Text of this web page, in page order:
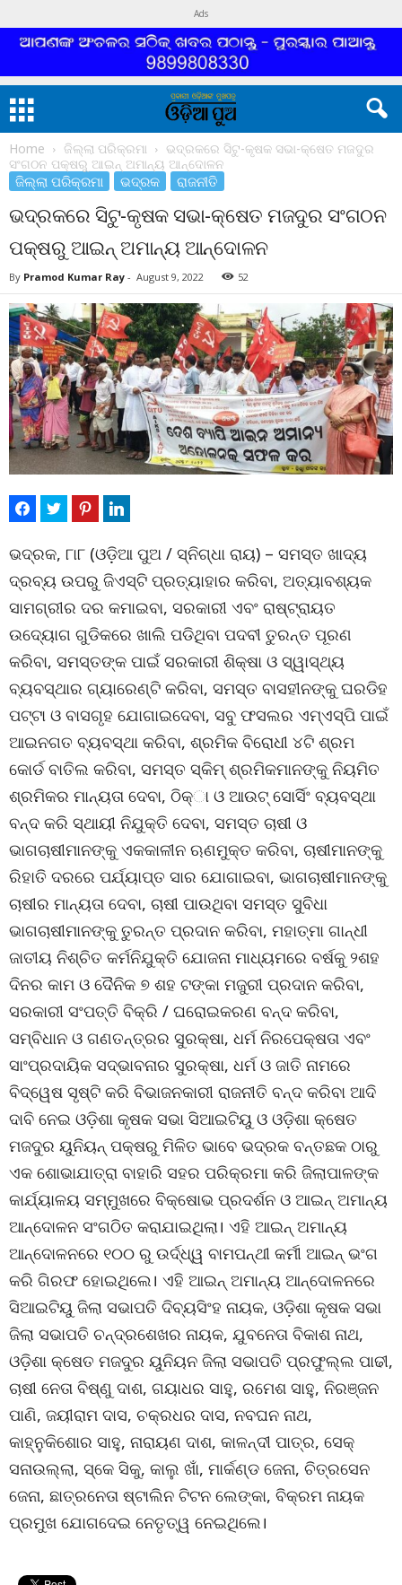
Ads
Home ଜିଲ୍ଲା ପରିକ୍ରମା
ଭଦ୍ରକରେ ସିଟୁ-କୃଷକ ସଭା-କ୍ଷେତ ମଜଦୁର
ସଂଗଠନ ପକ୍ଷରୁ ଆଇନ୍ ଅମାନ୍ୟ ଆନ୍ଦୋଳନ
ଜିଲ୍ଲା ପରିକ୍ରମା ଭଦ୍ରକ ରାଜନୀତି
ଭଦ୍ରକରେ ସିଟୁ-କୃଷକ ସଭା-କ୍ଷେତ ମଜଦୁର ସଂଗଠନ
ପକ୍ଷରୁ ଆଇନ୍ ଅମାନ୍ୟ ଆନ୍ଦୋଳନ
By Pramod Kumar Ray - August 9, 2022 52
ଭଦ୍ରକ, ୮ା୮ (ଓଡ଼ିଆ ପୁଅ / ସ୍ନିଗ୍ଧା ରାୟ) – ସମସ୍ତ ଖାଦ୍ୟ
ଦ୍ରବ୍ୟ ଉପରୁ ଜିଏସ୍‌ଟି ପ୍ରତ୍ୟାହାର କରିବା, ଅତ୍ୟାବଶ୍ୟକ
ସାମଗ୍ରୀର ଦର କମାଇବା, ସରକାରୀ ଏବଂ ରାଷ୍ଟ୍ରାୟତ
ଉଦ୍ୟୋଗ ଗୁଡିକରେ ଖାଲି ପଡିଥିବା ପଦବୀ ତୁରନ୍ତ ପୂରଣ
କରିବା, ସମସ୍ତଙ୍କ ପାଇଁ ସରକାରୀ ଶିକ୍ଷା ଓ ସ୍ୱାସ୍ଥ୍ୟ
ବ୍ୟବସ୍ଥାର ଗ୍ୟାରେଣ୍ଟି କରିବା, ସମସ୍ତ ବାସହୀନଙ୍କୁ ଘରଡିହ
ପଟ୍ଟା ଓ ବାସଗୃହ ଯୋଗାଇଦେବା, ସବୁ ଫସଲର ଏମ୍‌ଏସ୍‌ପି ପାଇଁ
ଆଇନଗତ ବ୍ୟବସ୍ଥା କରିବା, ଶ୍ରମିକ ବିରୋଧୀ ୪ଟି ଶ୍ରମ
କୋର୍ଡ ବାତିଲ କରିବା, ସମସ୍ତ ସ୍କିମ୍ ଶ୍ରମିକମାନଙ୍କୁ ନିୟମିତ
ଶ୍ରମିକର ମାନ୍ୟତା ଦେବା, ଠିକ୍‌ା ଓ ଆଉଟ୍ ସୋର୍ସିଂ ବ୍ୟବସ୍ଥା
ବନ୍ଦ କରି ସ୍ଥାୟୀ ନିଯୁକ୍ତି ଦେବା, ସମସ୍ତ ଚାଷୀ ଓ
ଭାଗଚାଷୀମାନଙ୍କୁ ଏକକାଳୀନ ଋଣମୁକ୍ତ କରିବା, ଚାଷୀମାନଙ୍କୁ
ରିହାତି ଦରରେ ପର୍ଯ୍ୟାପ୍ତ ସାର ଯୋଗାଇବା, ଭାଗଚାଷୀମାନଙ୍କୁ
ଚାଷୀର ମାନ୍ୟତା ଦେବା, ଚାଷୀ ପାଉଥିବା ସମସ୍ତ ସୁବିଧା
ଭାଗଚାଷୀମାନଙ୍କୁ ତୁରନ୍ତ ପ୍ରଦାନ କରିବା, ମହାତ୍ମା ଗାନ୍ଧୀ
ଜାତୀୟ ନିଶ୍ଚିତ କର୍ମନିଯୁକ୍ତି ଯୋଜନା ମାଧ୍ୟମରେ ବର୍ଷକୁ ୨ଶହ
ଦିନର କାମ ଓ ଦୈନିକ ୭ ଶହ ଟଙ୍କା ମଜୁରୀ ପ୍ରଦାନ କରିବା,
ସରକାରୀ ସଂପତ୍ତି ବିକ୍ରି / ଘରୋଇକରଣ ବନ୍ଦ କରିବା,
ସମ୍ବିଧାନ ଓ ଗଣତନ୍ତ୍ରର ସୁରକ୍ଷା, ଧର୍ମ ନିରପେକ୍ଷତା ଏବଂ
ସାଂପ୍ରଦାୟିକ ସଦ୍‌ଭାବନାର ସୁରକ୍ଷା, ଧର୍ମ ଓ ଜାତି ନାମରେ
ବିଦ୍ୱେଷ ସୃଷ୍ଟି କରି ବିଭାଜନକାରୀ ରାଜନୀତି ବନ୍ଦ କରିବା ଆଦି
ଦାବି ନେଇ ଓଡ଼ିଶା କୃଷକ ସଭା ସିଆଇଟିୟୁ ଓ ଓଡ଼ିଶା କ୍ଷେତ
ମଜଦୁର ୟୁନିୟନ୍ ପକ୍ଷରୁ ମିଳିତ ଭାବେ ଭଦ୍ରକ ବନ୍ତଛକ ଠାରୁ
ଏକ ଶୋଭାଯାତ୍ରା ବାହାରି ସହର ପରିକ୍ରମା କରି ଜିଲାପାଳଙ୍କ
କାର୍ଯ୍ୟାଳୟ ସମ୍ମୁଖରେ ବିକ୍ଷୋଭ ପ୍ରଦର୍ଶନ ଓ ଆଇନ୍ ଅମାନ୍ୟ
ଆନ୍ଦୋଳନ ସଂଗଠିତ କରାଯାଇଥିଲା। ଏହି ଆଇନ୍ ଅମାନ୍ୟ
ଆନ୍ଦୋଳନରେ ୧୦୦ ରୁ ଉର୍ଦ୍ଧ୍ୱ ବାମପନ୍ଥୀ କର୍ମୀ ଆଇନ୍ ଭଂଗ
କରି ଗିରଫ ହୋଇଥିଲେ। ଏହି ଆଇନ୍ ଅମାନ୍ୟ ଆନ୍ଦୋଳନରେ
ସିଆଇଟିୟୁ ଜିଲା ସଭାପତି ଦିବ୍ୟସିଂହ ନାୟକ, ଓଡ଼ିଶା କୃଷକ ସଭା
ଜିଲା ସଭାପତି ଚନ୍ଦ୍ରଶେଖର ନାୟକ, ଯୁବନେତା ବିକାଶ ନାଥ,
ଓଡ଼ିଶା କ୍ଷେତ ମଜଦୁର ୟୁନିୟନ ଜିଲା ସଭାପତି ପ୍ରଫୁଲ୍ଲ ପାଢୀ,
ଚାଷୀ ନେତା ବିଷ୍ଣୁ ଦାଶ, ଗୟାଧର ସାହୁ, ରମେଶ ସାହୁ, ନିରଞ୍ଜନ
ପାଣି, ଜୟୀରାମ ଦାସ, ଚକ୍ରଧର ଦାସ, ନବଘନ ନାଥ,
କାହ୍ନୁକିଶୋର ସାହୁ, ନାରାୟଣ ଦାଶ, କାଳନ୍ଦୀ ପାତ୍ର, ସେକ୍
ସନାଉଲ୍ଲା, ସ୍କେ ସିକୁ, କାଲୁ ଖାଁ, ମାର୍କଣ୍ଡ ଜେନା, ଚିତ୍ରସେନ
ଜେନା, ଛାତ୍ରନେତା ଷ୍ଟାଲିନ ଟିଟନ ଲେଙ୍କା, ବିକ୍ରମ ନାୟକ
ପ୍ରମୁଖ ଯୋଗଦେଇ ନେତୃତ୍ୱ ନେଇଥିଲେ।